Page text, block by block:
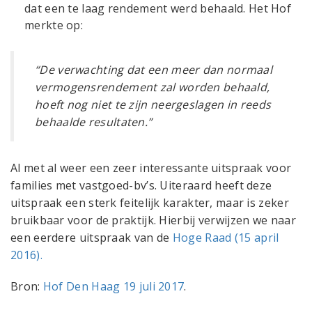
dat een te laag rendement werd behaald. Het Hof
merkte op:
“De verwachting dat een meer dan normaal
vermogensrendement zal worden behaald,
hoeft nog niet te zijn neergeslagen in reeds
behaalde resultaten.”
Al met al weer een zeer interessante uitspraak voor
families met vastgoed-bv’s. Uiteraard heeft deze
uitspraak een sterk feitelijk karakter, maar is zeker
bruikbaar voor de praktijk. Hierbij verwijzen we naar
een eerdere uitspraak van de Hoge Raad (15 april
2016).
Bron: Hof Den Haag 19 juli 2017.